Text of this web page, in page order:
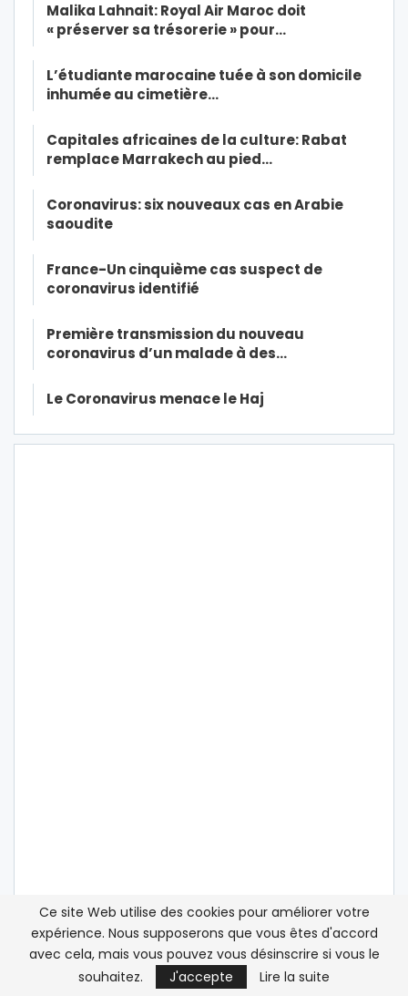
Malika Lahnait: Royal Air Maroc doit
« préserver sa trésorerie » pour…
L’étudiante marocaine tuée à son domicile
inhumée au cimetière…
Capitales africaines de la culture: Rabat
remplace Marrakech au pied…
Coronavirus: six nouveaux cas en Arabie
saoudite
France-Un cinquième cas suspect de
coronavirus identifié
Première transmission du nouveau
coronavirus d’un malade à des…
Le Coronavirus menace le Haj
ATLASINFO SUR LES RÉSEAUX SOCIAUX
Ce site Web utilise des cookies pour améliorer votre
expérience. Nous supposerons que vous êtes d'accord
avec cela, mais vous pouvez vous désinscrire si vous le
souhaitez.
J'accepte Lire la suite